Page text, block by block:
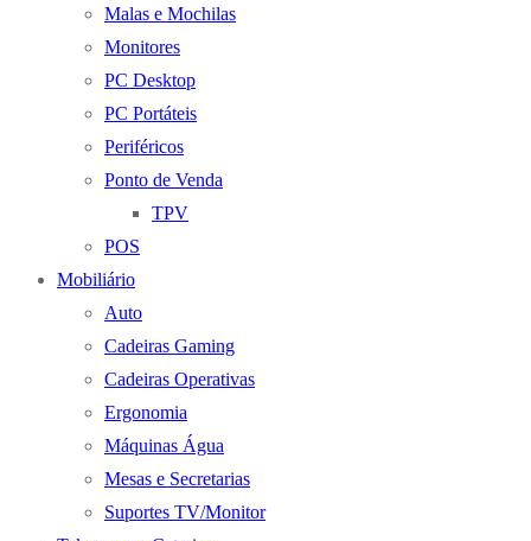
Malas e Mochilas
Monitores
PC Desktop
PC Portáteis
Periféricos
Ponto de Venda
TPV
POS
Mobiliário
Auto
Cadeiras Gaming
Cadeiras Operativas
Ergonomia
Máquinas Água
Mesas e Secretarias
Suportes TV/Monitor